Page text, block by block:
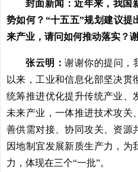
封面新闻：近年来，我国
势如何？“十五五”规划建议提
来产业，请问如何推动落实？谢
张云明： 谢谢你的提问，
以来，工业和信息化部坚决贯
统筹推进优化提升传统产业、
未来产业，一体推进技术攻关
善供需对接、协同攻关、资源
因地制宜发展新质生产力，为
力，体现在三个“一批”。